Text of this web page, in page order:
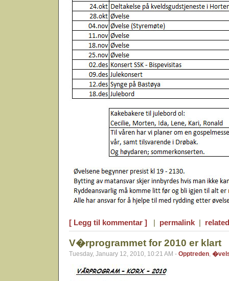
[ Legg til kommentar ] | permalink |
V�rprogrammet for 2010 er klart
Tuesday, January 12, 2010, 10:21 AM - Opptreden,